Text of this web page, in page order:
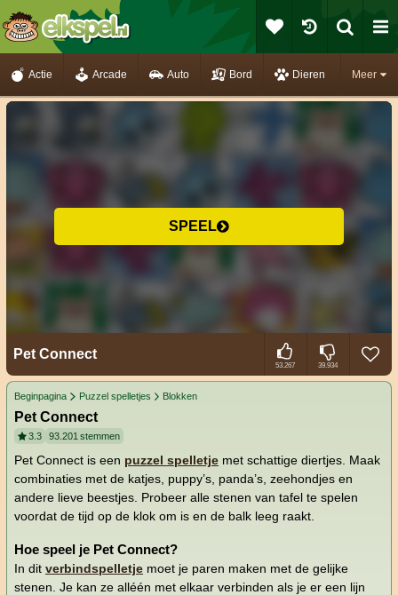
Meer
Actie Arcade Auto Bord Dieren
SPEEL
Pet Connect
53.267 39.934
Beginpagina Puzzel spelletjes Blokken
Pet Connect
3.3 93.201stemmen
Pet Connect is een puzzel spelletje met schattige diertjes. Maak
combinaties met de katjes, puppy’s, panda’s, zeehondjes en
andere lieve beestjes. Probeer alle stenen van tafel te spelen
voordat de tijd op de klok om is en de balk leeg raakt.
Hoe speel je Pet Connect?
In dit verbindspelletje moet je paren maken met de gelijke
stenen. Je kan ze alléén met elkaar verbinden als je er een lijn